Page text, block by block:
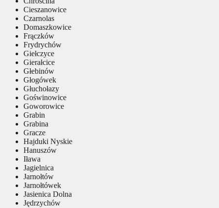
Cieszanowice
Czarnolas
Domaszkowice
Frączków
Frydrychów
Giełczyce
Gierałcice
Głebinów
Głogówek
Głuchołazy
Goświnowice
Goworowice
Grabin
Grabina
Gracze
Hajduki Nyskie
Hanuszów
Iława
Jagielnica
Jarnołtów
Jarnołtówek
Jasienica Dolna
Jędrzychów